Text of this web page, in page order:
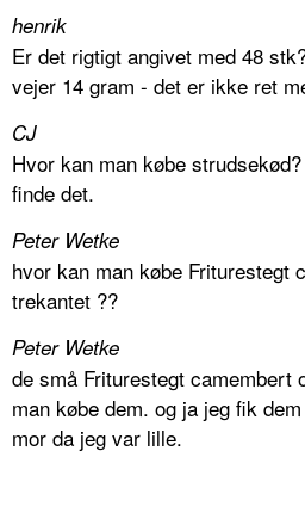
henrik
Er det rigtigt angivet med 48
vejer 14 gram - det er ikke ret
CJ
Hvor kan man købe
finde det.
Peter Wetke
hvor kan man købe Friturestegt
trekantet ??
Peter Wetke
de små Friturestegt camembert
man købe dem. og ja jeg fik
mor da jeg var lille.